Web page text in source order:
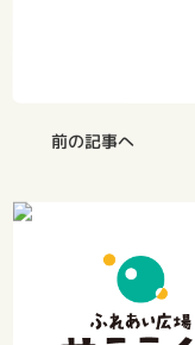
前の記事へ